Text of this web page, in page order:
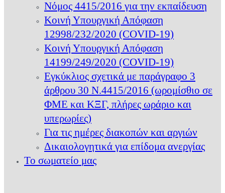
Νόμος 4415/2016 για την εκπαίδευση
Κοινή Υπουργική Απόφαση
12998/232/2020 (COVID-19)
Κοινή Υπουργική Απόφαση
14199/249/2020 (COVID-19)
Εγκύκλιος σχετικά με παράγραφο 3
άρθρου 30 Ν.4415/2016 (ωρομίσθιο σε
ΦΜΕ και ΚΞΓ, πλήρες ωράριο και
υπερωρίες)
Για τις ημέρες διακοπών και αργιών
Δικαιολογητικά για επίδομα ανεργίας
Το σωματείο μας